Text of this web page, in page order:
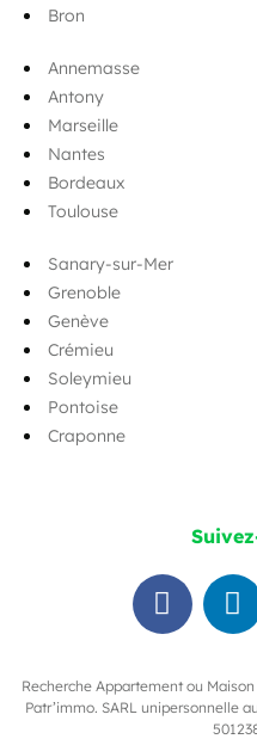
Bron
Annemasse
Antony
Marseille
Nantes
Bordeaux
Toulouse
Sanary-sur-Mer
Grenoble
Genève
Crémieu
Soleymieu
Pontoise
Craponne
Recherche Appartement ou
Patr’immo. SARL unipersonnelle